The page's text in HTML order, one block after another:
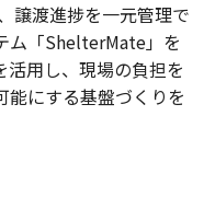
譲渡進捗を一元管理で
ム「ShelterMate」を
用し、現場の負担を
能にする基盤づくりを